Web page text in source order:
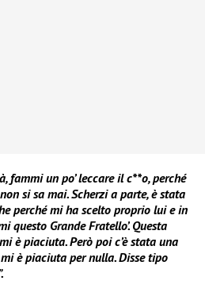
fammi un po’ leccare il c**o, perché
si sa mai. Scherzi a parte, è stata
perché mi ha scelto proprio lui e in
questo Grande Fratello’. Questa
è piaciuta. Però poi c’è stata una
è piaciuta per nulla. Disse tipo